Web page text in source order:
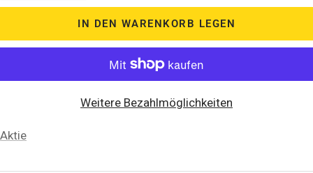
IN DEN WARENKORB LEGEN
Weitere Bezahlmöglichkeiten
Aktie